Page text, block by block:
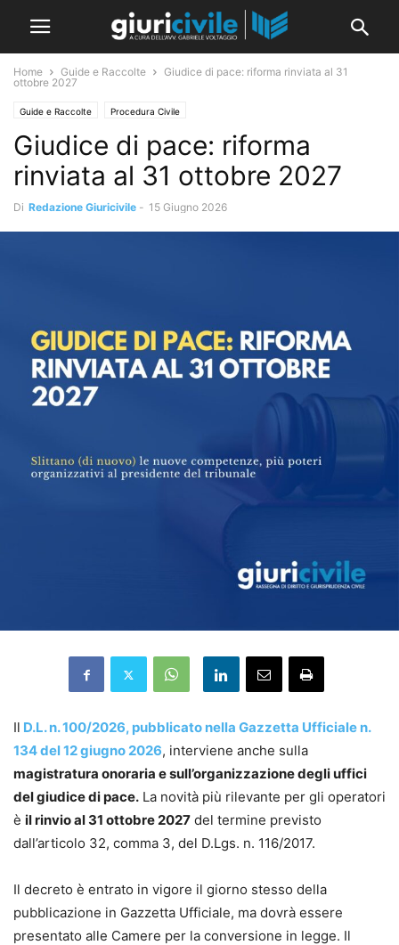
Home Guide e Raccolte
Giudice di pace: riforma rinviata al 31
ottobre 2027
Guide e Raccolte Procedura Civile
Giudice di pace: riforma
rinviata al 31 ottobre 2027
Di Redazione Giuricivile - 15 Giugno 2026
Il D.L. n. 100/2026, pubblicato nella Gazzetta Ufficiale n.
134 del 12 giugno 2026, interviene anche sulla
magistratura onoraria e sull’organizzazione degli uffici
del giudice di pace. La novità più rilevante per gli operatori
è il rinvio al 31 ottobre 2027 del termine previsto
dall’articolo 32, comma 3, del D.Lgs. n. 116/2017.
Il decreto è entrato in vigore il giorno stesso della
pubblicazione in Gazzetta Ufficiale, ma dovrà essere
presentato alle Camere per la conversione in legge. Il